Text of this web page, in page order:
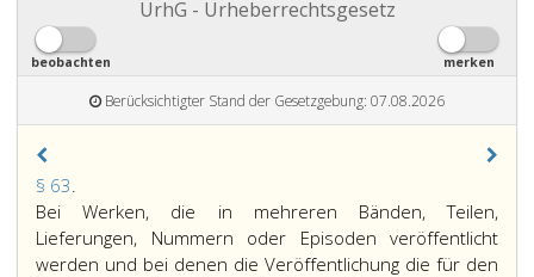
UrhG - Urheberrechtsgesetz
beobachten merken
Berücksichtigter Stand der Gesetzgebung: 07.08.2026
§ 63.
63,
Bei Werken, die in mehreren Bänden, Teilen,
Lieferungen, Nummern oder Episoden veröffentlicht
werden und bei denen die Veröffentlichung die für den